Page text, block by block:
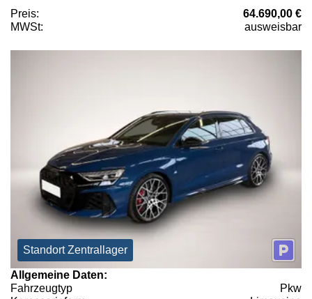
Preis:
64.690,00 €
MWSt:
ausweisbar
Standort Zentrallager
Allgemeine Daten:
Fahrzeugtyp
Pkw